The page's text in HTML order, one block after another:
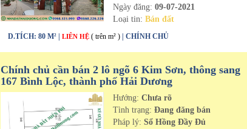
Ngày đăng:09-07-2021
Loại tin:Bán đất
D.TÍCH: 80 M² | LIÊN HỆ ( trên m² ) | CHÍNH CHỦ
Chính chủ cần bán 2 lô ngõ 6 Kim Sơn, thông sang
167 Bình Lộc, thành phố Hải Dương
Hướng:Chưa rõ
Tình trạng:Đang đăng bán
Pháp lý: Sổ Hồng Đầy Đủ